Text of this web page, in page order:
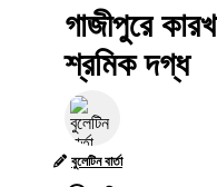
গাজীপুরে
শ্রমিক দগ্ধ
বুলেটিন বার্তা